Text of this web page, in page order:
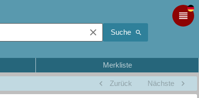
Suche
Merkliste
Zurück Nächste